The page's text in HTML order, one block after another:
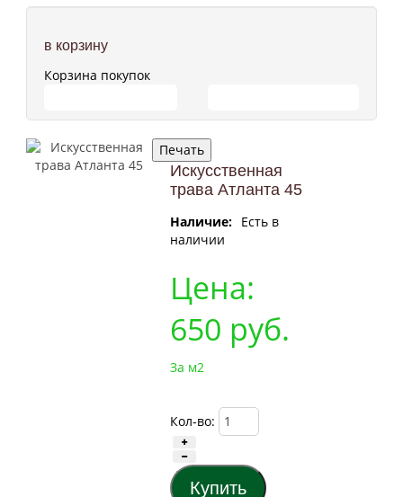
в корзину
Корзина покупок
Искусственная
трава Атланта 45
Наличие: Есть в
наличии
Цена:
650 руб.
За м2
Кол-во: